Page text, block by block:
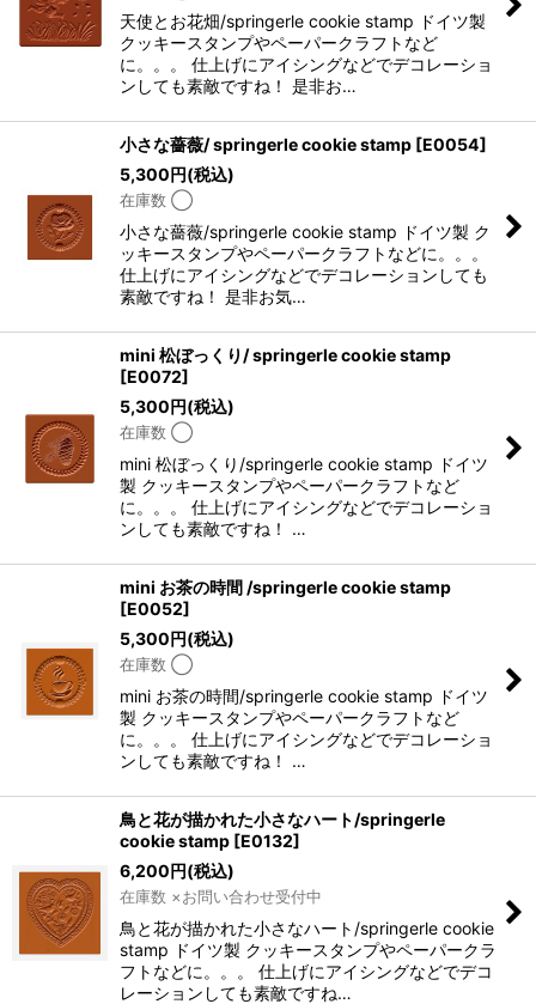
天使とお花畑/springerle cookie stamp ドイツ製
クッキースタンプやペーパークラフトなど
に。。。 仕上げにアイシングなどでデコレーショ
ンしても素敵ですね！ 是非お…
小さな薔薇/ springerle cookie stamp [E0054]
5,300円(税込)
在庫数 ◯
小さな薔薇/springerle cookie stamp ドイツ製 ク
ッキースタンプやペーパークラフトなどに。。。
仕上げにアイシングなどでデコレーションしても
素敵ですね！ 是非お気…
mini 松ぼっくり/ springerle cookie stamp
[E0072]
5,300円(税込)
在庫数 ◯
mini 松ぼっくり/springerle cookie stamp ドイツ
製 クッキースタンプやペーパークラフトなど
に。。。 仕上げにアイシングなどでデコレーショ
ンしても素敵ですね！ …
mini お茶の時間 /springerle cookie stamp
[E0052]
5,300円(税込)
在庫数 ◯
mini お茶の時間/springerle cookie stamp ドイツ
製 クッキースタンプやペーパークラフトなど
に。。。 仕上げにアイシングなどでデコレーショ
ンしても素敵ですね！ …
鳥と花が描かれた小さなハート/springerle
cookie stamp [E0132]
6,200円(税込)
在庫数 ×お問い合わせ受付中
鳥と花が描かれた小さなハート/springerle cookie
stamp ドイツ製 クッキースタンプやペーパークラ
フトなどに。。。 仕上げにアイシングなどでデコ
レーションしても素敵ですね…